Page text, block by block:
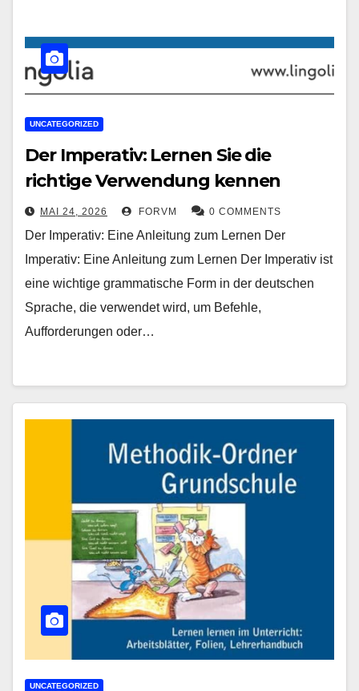
UNCATEGORIZED
Der Imperativ: Lernen Sie die
richtige Verwendung kennen
MAI 24, 2026 FORVM 0 COMMENTS
Der Imperativ: Eine Anleitung zum Lernen Der
Imperativ: Eine Anleitung zum Lernen Der Imperativ ist
eine wichtige grammatische Form in der deutschen
Sprache, die verwendet wird, um Befehle,
Aufforderungen oder…
UNCATEGORIZED